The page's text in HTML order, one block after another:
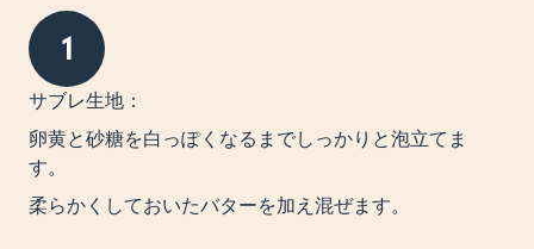
1
サブレ生地：
卵黄と砂糖を白っぽくなるまでしっかりと泡立てま
す。
柔らかくしておいたバターを加え混ぜます。